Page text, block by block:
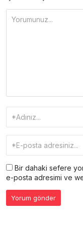
Bir dahaki sefere
e-posta adresimi ve